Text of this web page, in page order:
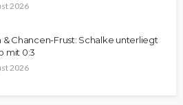
2026
& Chancen-Frust: Schalke unterliegt
mit 0:3
2026